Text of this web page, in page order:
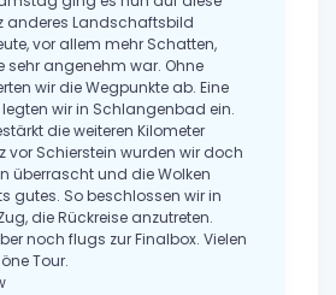
anderes Landschaftsbild
vor allem mehr Schatten,
sehr angenehm war. Ohne
wir die Wegpunkte ab. Eine
legten wir in Schlangenbad ein.
die weiteren Kilometer
vor Schierstein wurden wir doch
überrascht und die Wolken
gutes. So beschlossen wir in
die Rückreise anzutreten.
noch flugs zur Finalbox. Vielen
Tour.